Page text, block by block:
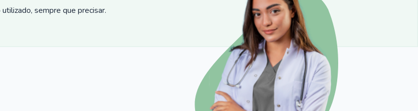
sempre que precisar.